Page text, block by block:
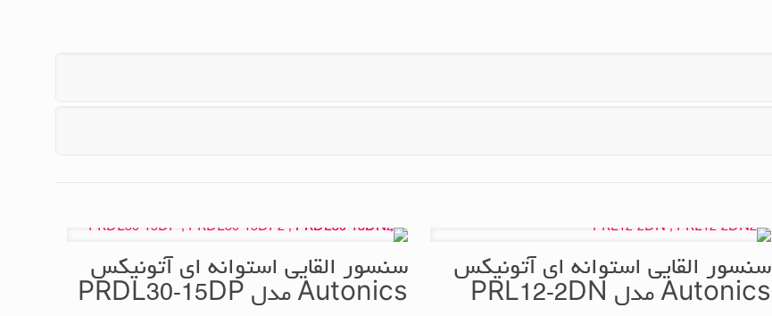
سنسور القایی استوانه ای آتونیکس
Autonics مدل PRL12-2DN
سنسور القایی استوانه ای آتونیکس
Autonics مدل PRDL30-15DP